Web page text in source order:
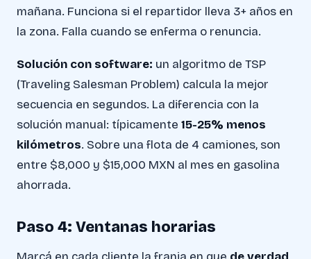
mañana. Funciona si el repartidor lleva 3+ años en
la zona. Falla cuando se enferma o renuncia.
Solución con software: un algoritmo de TSP
(Traveling Salesman Problem) calcula la mejor
secuencia en segundos. La diferencia con la
solución manual: típicamente 15-25% menos
kilómetros. Sobre una flota de 4 camiones, son
entre $8,000 y $15,000 MXN al mes en gasolina
ahorrada.
Paso 4: Ventanas horarias